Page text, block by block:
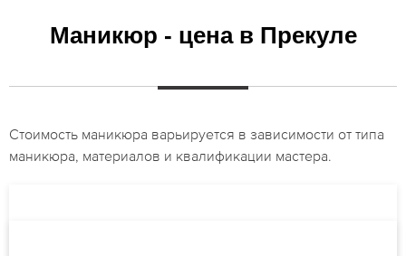
Маникюр - цена в Прекуле
Стоимость маникюра варьируется в зависимости от типа
маникюра, материалов и квалификации мастера.